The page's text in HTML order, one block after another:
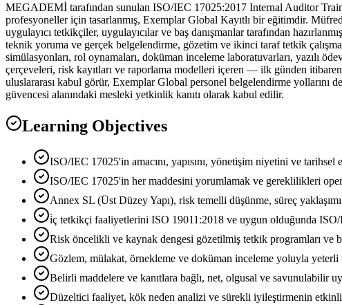
MEGADEMİ tarafından sunulan ISO/IEC 17025:2017 Internal Auditor
profesyoneller için tasarlanmış, Exemplar Global Kayıtlı bir eğitimdir.
uygulayıcı tetkikçiler, uygulayıcılar ve baş danışmanlar tarafından
teknik yoruma ve gerçek belgelendirme, gözetim ve ikinci taraf tetkik
simülasyonları, rol oynamaları, doküman inceleme laboratuvarları, yazılı
çerçeveleri, risk kayıtları ve raporlama modelleri içeren — ilk günden
uluslararası kabul görür, Exemplar Global personel belgelendirme
güvencesi alanındaki mesleki yetkinlik kanıtı olarak kabul edilir.
Learning Objectives
ISO/IEC 17025'in amacını, yapısını, yönetişim niyetini ve tarihsel
ISO/IEC 17025'in her maddesini yorumlamak ve gereklilikleri
Annex SL (Üst Düzey Yapı), risk temelli düşünme, süreç
i̇ç tetkikçi faaliyetlerini ISO 19011:2018 ve uygun olduğunda
Risk öncelikli ve kaynak dengesi gözetilmiş tetkik programları ve
Gözlem, mülakat, örnekleme ve doküman inceleme yoluyla
Belirli maddelere ve kanıtlara bağlı, net, olgusal ve savunulabilir
Düzeltici faaliyet, kök neden analizi ve sürekli iyileştirmenin